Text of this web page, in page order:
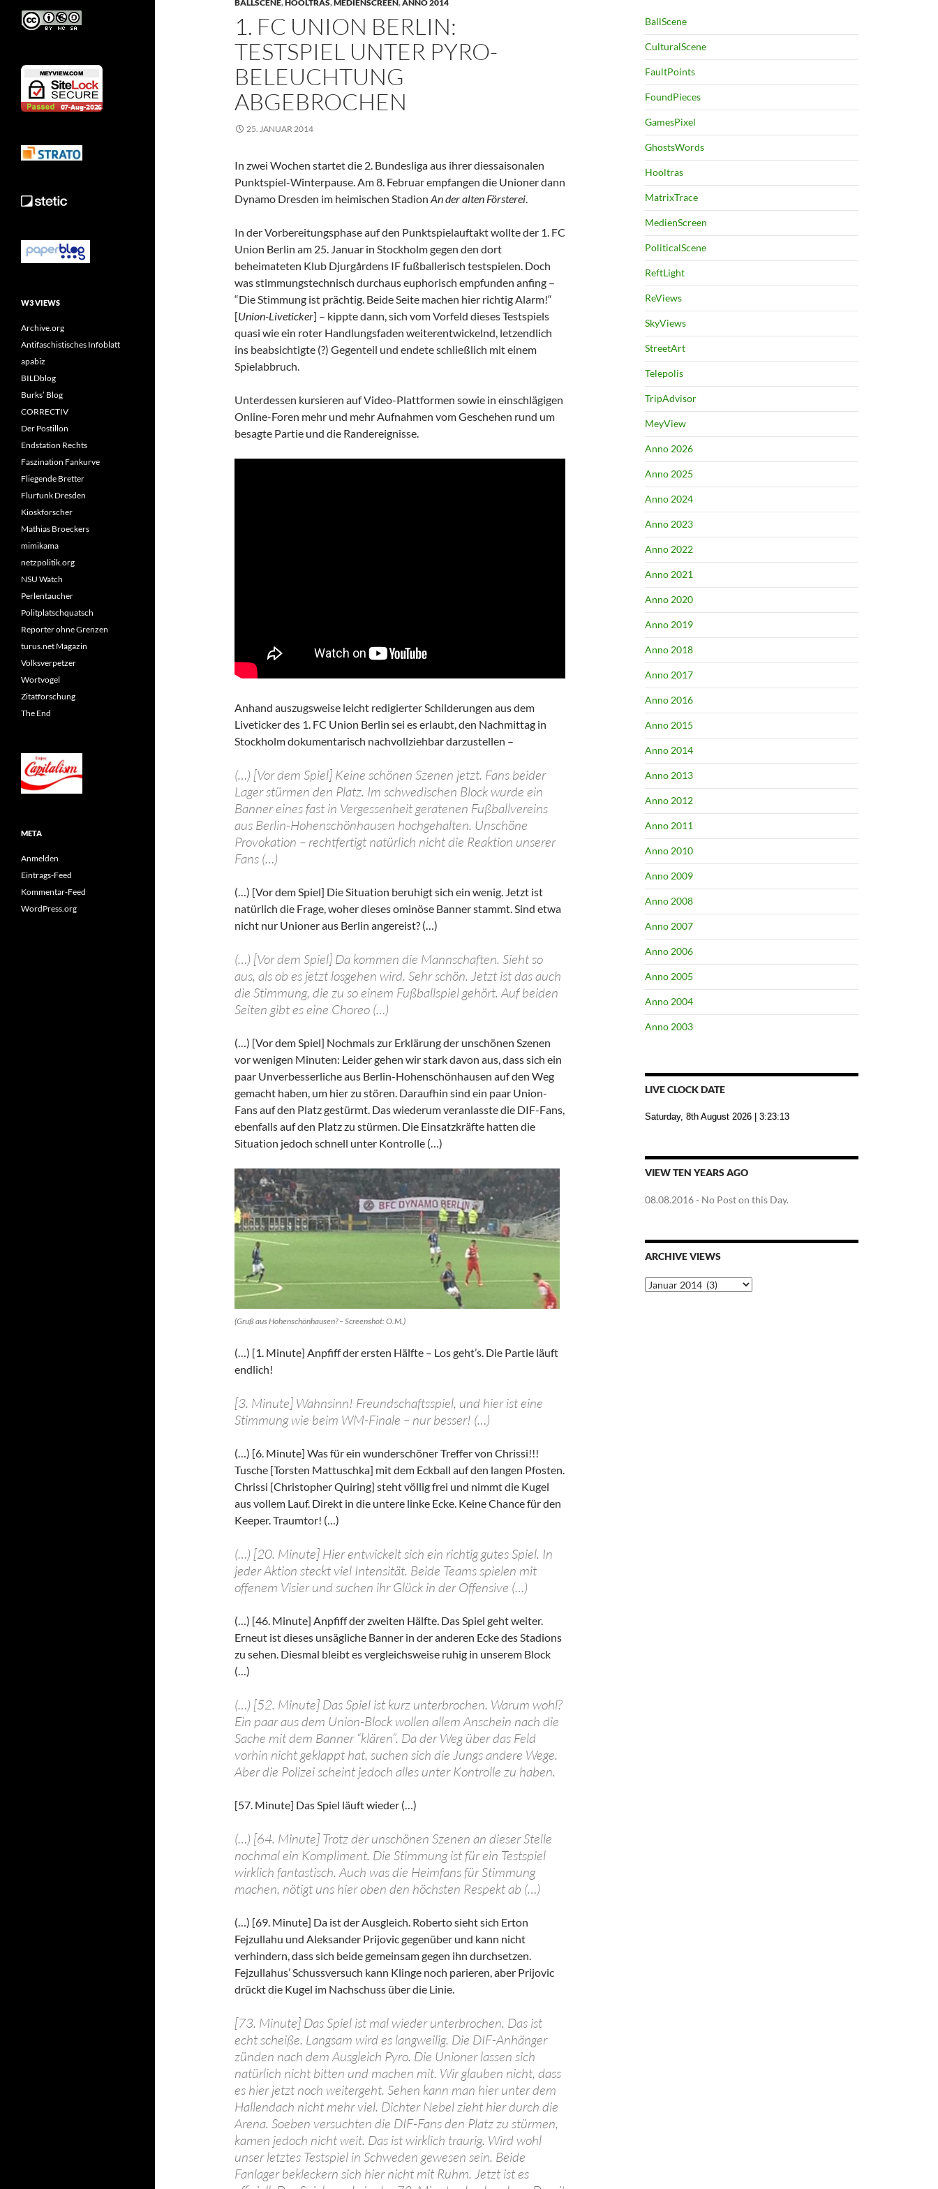
BALLSCENE,HOOLTRAS,MEDIENSCREEN,ANNO 2014
1. FC UNION BERLIN:
TESTSPIEL UNTER PYRO-
BELEUCHTUNG
ABGEBROCHEN
25. JANUAR 2014
In zwei Wochen startet die 2. Bundesliga aus ihrer diessaisonalen
Punktspiel-Winterpause. Am 8. Februar empfangen die Unioner dann
Dynamo Dresden im heimischen Stadion An der alten Försterei.
In der Vorbereitungsphase auf den Punktspielauftakt wollte der 1. FC
Union Berlin am 25. Januar in Stockholm gegen den dort
beheimateten Klub Djurgårdens IF fußballerisch testspielen. Doch
was stimmungstechnisch durchaus euphorisch empfunden anfing –
“Die Stimmung ist prächtig. Beide Seite machen hier richtig Alarm!“
[Union-Liveticker] – kippte dann, sich vom Vorfeld dieses Testspiels
quasi wie ein roter Handlungsfaden weiterentwickelnd, letzendlich
ins beabsichtigte (?) Gegenteil und endete schließlich mit einem
Spielabbruch.
Unterdessen kursieren auf Video-Plattformen sowie in einschlägigen
Online-Foren mehr und mehr Aufnahmen vom Geschehen rund um
besagte Partie und die Randereignisse.
Anhand auszugsweise leicht redigierter Schilderungen aus dem
Liveticker des 1. FC Union Berlin sei es erlaubt, den Nachmittag in
Stockholm dokumentarisch nachvollziehbar darzustellen –
(…) [Vor dem Spiel] Keine schönen Szenen jetzt. Fans beider
Lager stürmen den Platz. Im schwedischen Block wurde ein
Banner eines fast in Vergessenheit geratenen Fußballvereins
aus Berlin-Hohenschönhausen hochgehalten. Unschöne
Provokation – rechtfertigt natürlich nicht die Reaktion unserer
Fans (…)
(…) [Vor dem Spiel] Die Situation beruhigt sich ein wenig. Jetzt ist
natürlich die Frage, woher dieses ominöse Banner stammt. Sind etwa
nicht nur Unioner aus Berlin angereist? (…)
(…) [Vor dem Spiel] Da kommen die Mannschaften. Sieht so
aus, als ob es jetzt losgehen wird. Sehr schön. Jetzt ist das auch
die Stimmung, die zu so einem Fußballspiel gehört. Auf beiden
Seiten gibt es eine Choreo (…)
(…) [Vor dem Spiel] Nochmals zur Erklärung der unschönen Szenen
vor wenigen Minuten: Leider gehen wir stark davon aus, dass sich ein
paar Unverbesserliche aus Berlin-Hohenschönhausen auf den Weg
gemacht haben, um hier zu stören. Daraufhin sind ein paar Union-
Fans auf den Platz gestürmt. Das wiederum veranlasste die DIF-Fans,
ebenfalls auf den Platz zu stürmen. Die Einsatzkräfte hatten die
Situation jedoch schnell unter Kontrolle (…)
(Gruß aus Hohenschönhausen? – Screenshot: O.M.)
(…) [1. Minute] Anpfiff der ersten Hälfte – Los geht’s. Die Partie läuft
endlich!
[3. Minute] Wahnsinn! Freundschaftsspiel, und hier ist eine
Stimmung wie beim WM-Finale – nur besser! (…)
(…) [6. Minute] Was für ein wunderschöner Treffer von Chrissi!!!
Tusche [Torsten Mattuschka] mit dem Eckball auf den langen Pfosten.
Chrissi [Christopher Quiring] steht völlig frei und nimmt die Kugel
aus vollem Lauf. Direkt in die untere linke Ecke. Keine Chance für den
Keeper. Traumtor! (…)
(…) [20. Minute] Hier entwickelt sich ein richtig gutes Spiel. In
jeder Aktion steckt viel Intensität. Beide Teams spielen mit
offenem Visier und suchen ihr Glück in der Offensive (…)
(…) [46. Minute] Anpfiff der zweiten Hälfte. Das Spiel geht weiter.
Erneut ist dieses unsägliche Banner in der anderen Ecke des Stadions
zu sehen. Diesmal bleibt es vergleichsweise ruhig in unserem Block
(…)
(…) [52. Minute] Das Spiel ist kurz unterbrochen. Warum wohl?
Ein paar aus dem Union-Block wollen allem Anschein nach die
Sache mit dem Banner “klären”. Da der Weg über das Feld
vorhin nicht geklappt hat, suchen sich die Jungs andere Wege.
Aber die Polizei scheint jedoch alles unter Kontrolle zu haben.
[57. Minute] Das Spiel läuft wieder (…)
(…) [64. Minute] Trotz der unschönen Szenen an dieser Stelle
nochmal ein Kompliment. Die Stimmung ist für ein Testspiel
wirklich fantastisch. Auch was die Heimfans für Stimmung
machen, nötigt uns hier oben den höchsten Respekt ab (…)
(…) [69. Minute] Da ist der Ausgleich. Roberto sieht sich Erton
Fejzullahu und Aleksander Prijovic gegenüber und kann nicht
verhindern, dass sich beide gemeinsam gegen ihn durchsetzen.
Fejzullahus’ Schussversuch kann Klinge noch parieren, aber Prijovic
drückt die Kugel im Nachschuss über die Linie.
[73. Minute] Das Spiel ist mal wieder unterbrochen. Das ist
echt scheiße. Langsam wird es langweilig. Die DIF-Anhänger
zünden nach dem Ausgleich Pyro. Die Unioner lassen sich
natürlich nicht bitten und machen mit. Wir glauben nicht, dass
es hier jetzt noch weitergeht. Sehen kann man hier unter dem
Hallendach nicht mehr viel. Dichter Nebel zieht hier durch die
Arena. Soeben versuchten die DIF-Fans den Platz zu stürmen,
kamen jedoch nicht weit. Das ist wirklich traurig. Wird wohl
unser letztes Testspiel in Schweden gewesen sein. Beide
Fanlager bekleckern sich hier nicht mit Ruhm. Jetzt ist es
BallScene
CulturalScene
FaultPoints
FoundPieces
GamesPixel
GhostsWords
Hooltras
MatrixTrace
MedienScreen
PoliticalScene
ReftLight
ReViews
SkyViews
StreetArt
Telepolis
TripAdvisor
MeyView
Anno 2026
Anno 2025
Anno 2024
Anno 2023
Anno 2022
Anno 2021
Anno 2020
Anno 2019
Anno 2018
Anno 2017
Anno 2016
Anno 2015
Anno 2014
Anno 2013
Anno 2012
Anno 2011
Anno 2010
Anno 2009
Anno 2008
Anno 2007
Anno 2006
Anno 2005
Anno 2004
Anno 2003
LIVE CLOCK DATE
Saturday, 8th August 2026 | 3:23:14
VIEW TEN YEARS AGO
08.08.2016- No Post on this Day.
ARCHIVE VIEWS
Archive
Views
W3 VIEWS
Archive.org
Antifaschistisches Infoblatt
apabiz
BILDblog
Burks’ Blog
CORRECTIV
Der Postillon
Endstation Rechts
Faszination Fankurve
Fliegende Bretter
Flurfunk Dresden
Kioskforscher
Mathias Broeckers
mimikama
netzpolitik.org
NSU Watch
Perlentaucher
Politplatschquatsch
Reporter ohne Grenzen
turus.net Magazin
Volksverpetzer
Wortvogel
Zitatforschung
The End
META
Anmelden
Eintrags-Feed
Kommentar-Feed
WordPress.org